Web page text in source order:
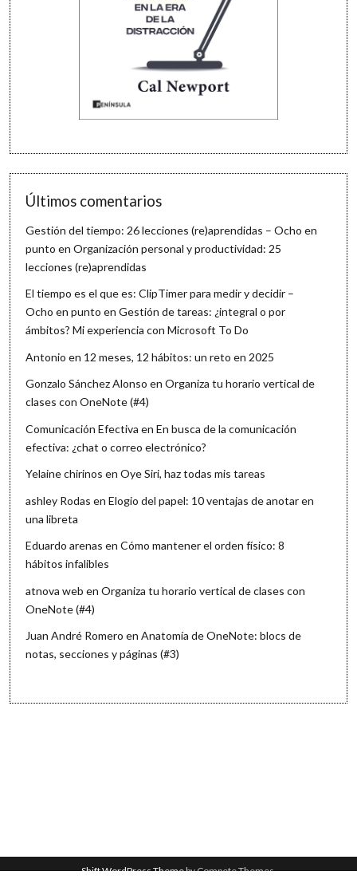
Últimos comentarios
Gestión del tiempo: 26 lecciones (re)aprendidas – Ocho en
punto enOrganización personal y productividad: 25
lecciones (re)aprendidas
El tiempo es el que es: ClipTimer para medir y decidir –
Ocho en punto enGestión de tareas: ¿integral o por
ámbitos? Mi experiencia con Microsoft To Do
Antonio en 12 meses, 12 hábitos: un reto en 2025
Gonzalo Sánchez Alonso enOrganiza tu horario vertical de
clases con OneNote (#4)
Comunicación Efectiva enEn busca de la comunicación
efectiva: ¿chat o correo electrónico?
Yelaine chirinos enOye Siri, haz todas mis tareas
ashley Rodas enElogio del papel: 10 ventajas de anotar en
una libreta
Eduardo arenas enCómo mantener el orden físico: 8
hábitos infalibles
atnova web enOrganiza tu horario vertical de clases con
OneNote (#4)
Juan André Romero enAnatomía de OneNote: blocs de
notas, secciones y páginas (#3)
Shift WordPress Themeby Compete Themes.